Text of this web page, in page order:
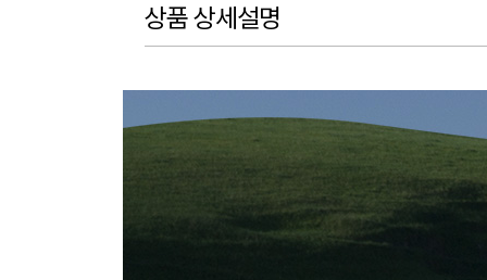
상품 상세설명